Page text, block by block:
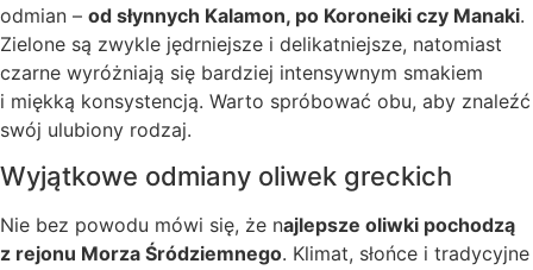
odmian – od słynnych Kalamon, po Koroneiki czy Manaki.
Zielone są zwykle jędrniejsze i delikatniejsze, natomiast
czarne wyróżniają się bardziej intensywnym smakiem
i miękką konsystencją. Warto spróbować obu, aby znaleźć
swój ulubiony rodzaj.
Wyjątkowe odmiany oliwek greckich
Nie bez powodu mówi się, że najlepsze oliwki pochodzą
z rejonu Morza Śródziemnego. Klimat, słońce i tradycyjne